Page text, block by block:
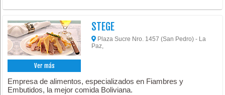
Ver más
STEGE
Plaza Sucre Nro. 1457 (San Pedro) - La
Paz,
Empresa de alimentos, especializados en Fiambres y
Embutidos, la mejor comida Boliviana.